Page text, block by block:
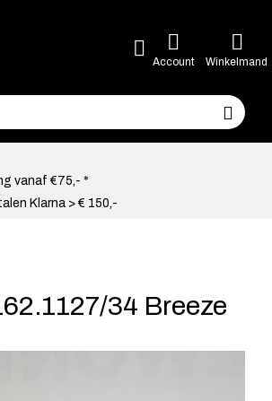
Account Winkelmand
vanaf €75,- *
Klarna > € 150,-
34 Breeze